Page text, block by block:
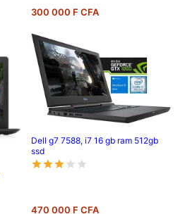
300 000 F CFA
Dell g7 7588, i7 16 gb ram 512gb
ssd
470 000 F CFA